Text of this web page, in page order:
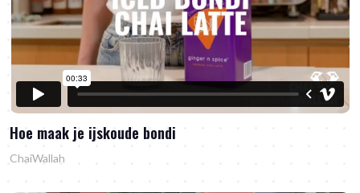
Hoe maak je ijskoude bondi
ChaiWallah